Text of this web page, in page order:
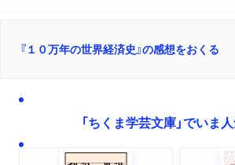
『１０万年の世界経済史』の感想をおくる
「ちくま学芸文庫」でいま